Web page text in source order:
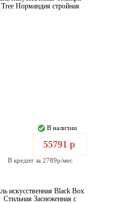
Tree Нормандия стройная
В наличии
55791 р
В кредит за 2789р/мес
искусственная Black Box
Стильная Заснеженная с